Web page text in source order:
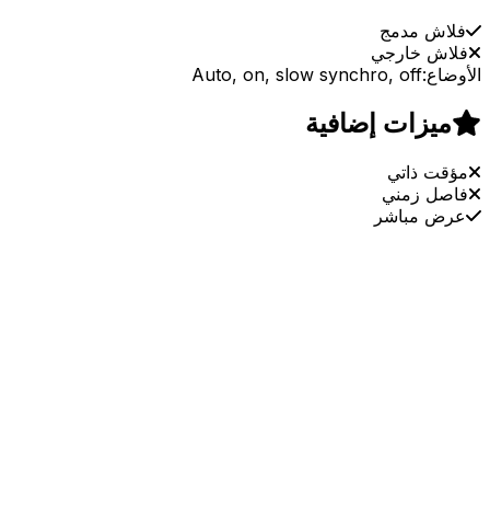
فلاش مدمج
فلاش خارجي
الأوضاع:Auto, on, slow synchro, off
ميزات إضافية
مؤقت ذاتي
فاصل زمني
عرض مباشر